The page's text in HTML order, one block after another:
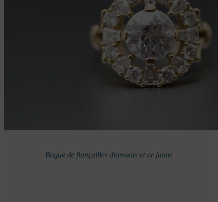
Bague de fiançailles diamants et or jaune